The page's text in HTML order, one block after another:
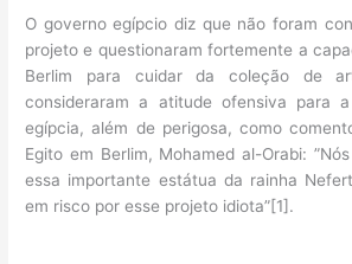
O governo egípcio diz que não foram
projeto e questionaram fortemente a
Berlim para cuidar da coleção de
consideraram a atitude ofensiva para
egípcia, além de perigosa, como
Egito em Berlim, Mohamed al-Orabi:
essa importante estátua da rainha
em risco por esse projeto idiota”[1].